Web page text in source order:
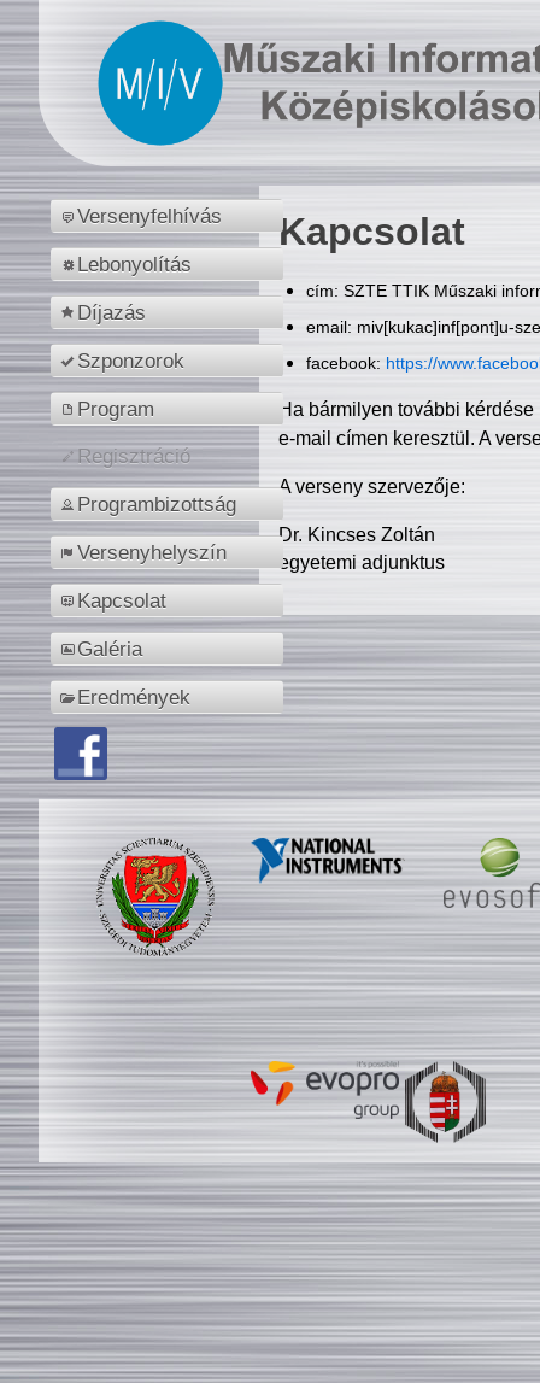
Versenyfelhívás
Lebonyolítás
Díjazás
Szponzorok
Program
Regisztráció
Programbizottság
Versenyhelyszín
Kapcsolat
Galéria
Eredmények
Kapcsolat
cím: SZTE TTIK Műszaki
email: miv[kukac]inf[pont]u-
facebook: https://
Ha bármilyen további
e-mail címen keresztül. A
A verseny szervezője:
Dr. Kincses Zoltán
egyetemi adjunktus